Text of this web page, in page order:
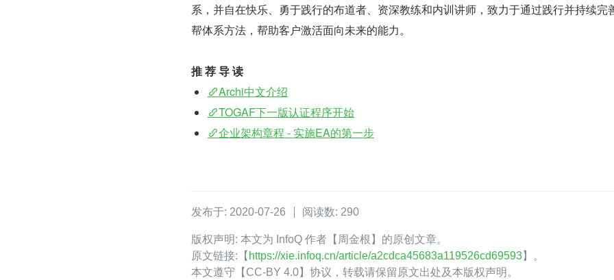
系，并自在快乐、勇于践行的布道者、资深教练和内训讲师，致力于通过践行并持续完
帮体系方法，帮助客户激活面向未来的能力。
推 荐 导 读
Archi中文介绍
TOGAF下一版认证程序开始
企业架构章程 - 实施EA的第一步
发布于: 2020-07-26 阅读数: 290
版权声明: 本文为 InfoQ 作者【周金根】的原创文章。
原文链接:【 https://xie.infoq.cn/article/a2cdca45683a119526cd69593】。
本文遵守【CC-BY 4.0】协议，转载请保留原文出处及本版权声明。